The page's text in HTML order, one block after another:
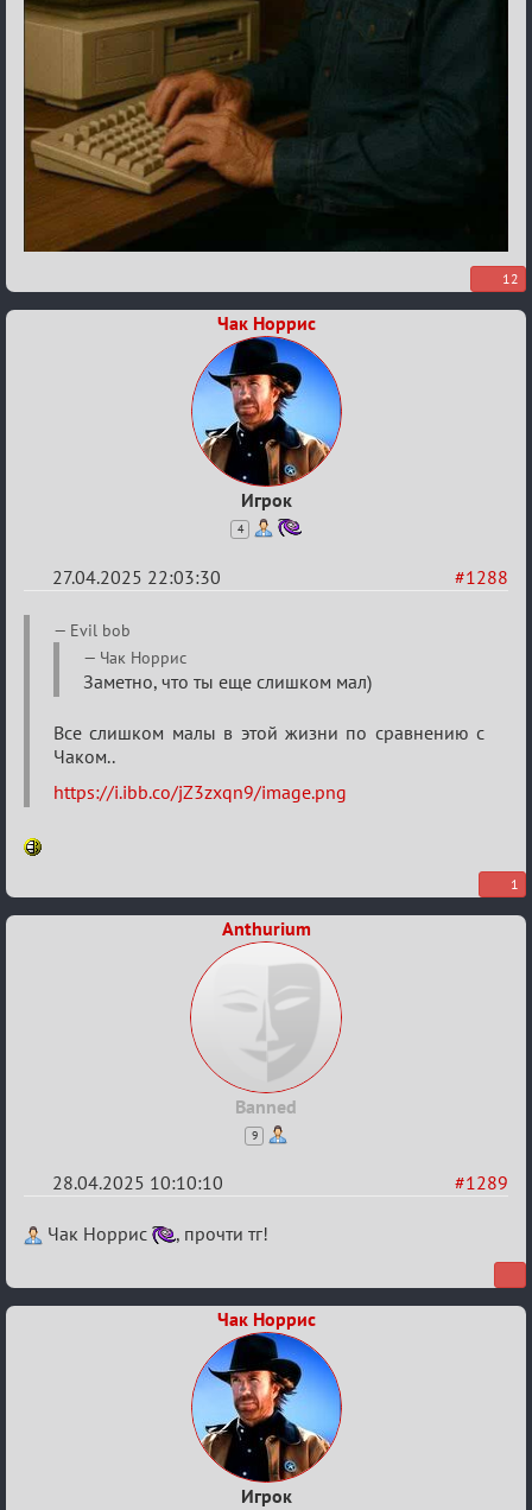
12
Чак Норрис
Игрок
4
#1288
27.04.2025 22:03:30
Re:
Разговоры
XIX
ТПК.
Evil bob
Чак Норрис
Заметно, что ты еще слишком мал)
Все слишком малы в этой жизни по сравнению с
Чаком..
https://i.ibb.co/jZ3zxqn9/image.png
1
Anthurium
Banned
9
#1289
28.04.2025 10:10:10
Re:
о
Чак Норрис , прочти тг!
Чак Норрис
Игрок